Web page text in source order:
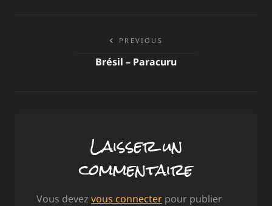
NavigationPREVIOUS
Brésil – Paracuru
Laisser un
commentaire
Vous devez vous connecter pour publier